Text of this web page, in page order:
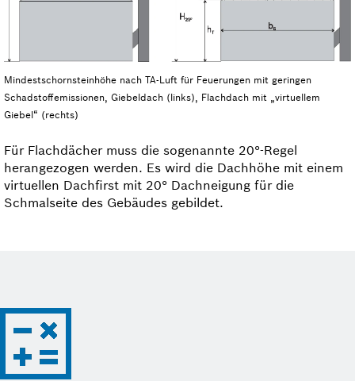
Mindestschornsteinhöhe nach TA-Luft für Feuerungen mit geringen
Schadstoffemissionen, Giebeldach (links), Flachdach mit „virtuellem
Giebel“ (rechts)
Für Flachdächer muss die sogenannte 20°-Regel
herangezogen werden. Es wird die Dachhöhe mit einem
virtuellen Dachfirst mit 20° Dachneigung für die
Schmalseite des Gebäudes gebildet.